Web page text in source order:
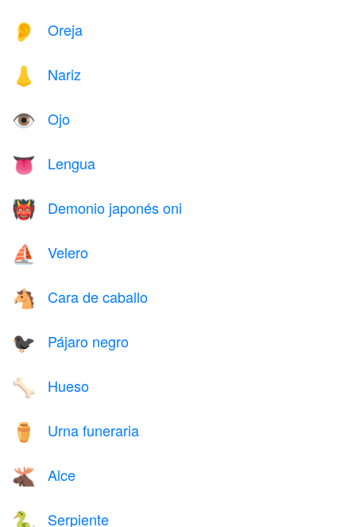
👂 Oreja
👃 Nariz
👁️ Ojo
👅 Lengua
👹 Demonio japonés oni
⛵ Velero
🐴 Cara de caballo
🐦‍⬛ Pájaro negro
🦴 Hueso
⚱️ Urna funeraria
🫎 Alce
🐍 Serpiente